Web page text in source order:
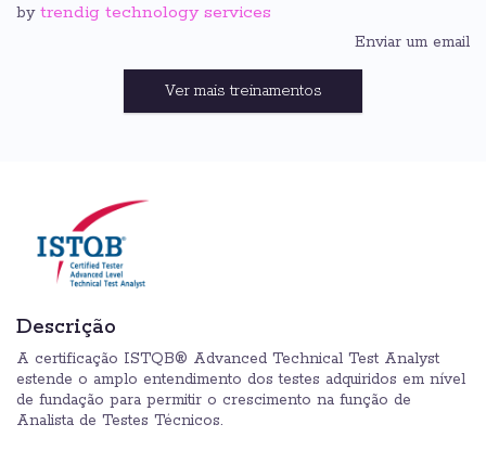
by trendig technology services
Enviar um email
Ver mais treinamentos
Descrição
A certificação ISTQB® Advanced Technical Test Analyst
estende o amplo entendimento dos testes adquiridos em nível
de fundação para permitir o crescimento na função de
Analista de Testes Técnicos.